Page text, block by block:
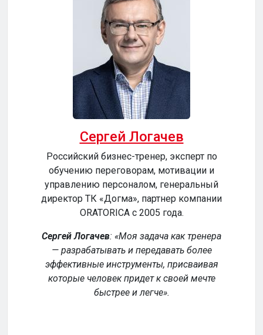
Сергей Логачев
Российский бизнес-тренер, эксперт по
обучению переговорам, мотивации и
управлению персоналом, генеральный
директор ТК «Догма», партнер компании
ORATORICA c 2005 года.
Сергей Логачев: Моя задача как тренера
— разрабатывать и передавать более
эффективные инструменты, присваивая
которые человек придет к своей мечте
быстрее и легче .